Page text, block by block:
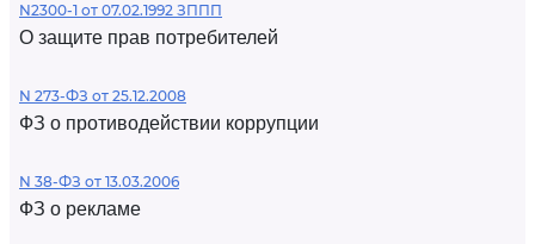
N2300-1 от 07.02.1992 ЗППП
О защите прав потребителей
N 273-ФЗ от 25.12.2008
ФЗ о противодействии коррупции
N 38-ФЗ от 13.03.2006
ФЗ о рекламе